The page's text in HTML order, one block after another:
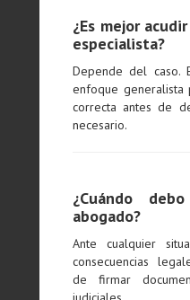
¿Es mejor
especialista?
Depende del caso.
enfoque
correcta antes de
necesario.
¿Cuándo
abogado?
Ante cualquier
consecuencias
de firmar